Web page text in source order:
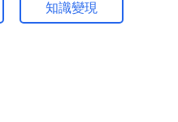
知識變現